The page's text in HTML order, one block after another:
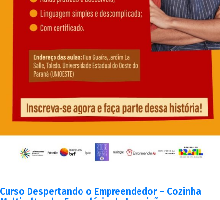
Curso Despertando o Empreendedor – Cozinha